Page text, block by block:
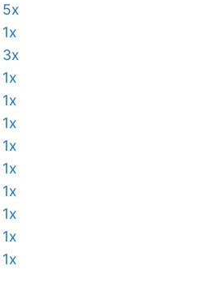
5x
1x
3x
1x
1x
1x
1x
1x
1x
1x
1x
1x